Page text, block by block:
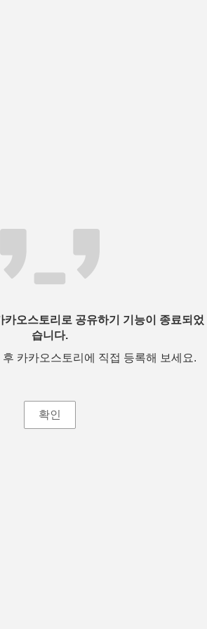
오스토리로 공유하기 기능이 종료되었
습니다.
카카오스토리에 직접 등록해 보세요.
확인